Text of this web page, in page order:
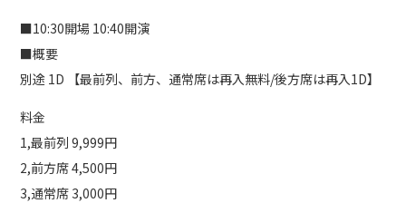
■10:30開場 10:40開演
■概要
別途 1D 【最前列、前方、通常席は再入無料/後方席は再入1D】
料⾦
1,最前列 9,999円
2,前方席 4,500円
3,通常席 3,000円